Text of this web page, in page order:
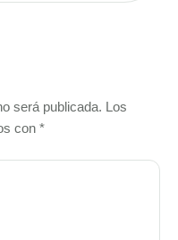
será publicada. Los
con *